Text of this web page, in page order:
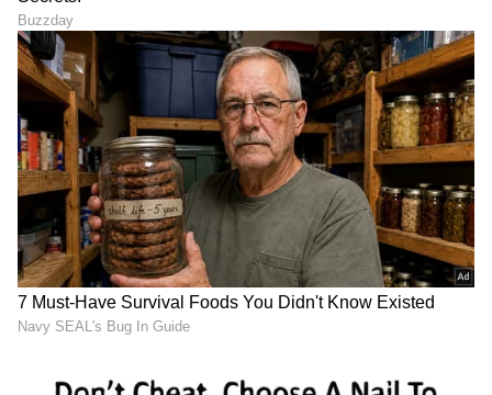
LATEST VIDEOS
Santosh Naik